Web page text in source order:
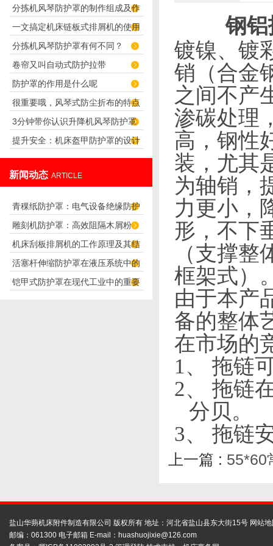
选择
分拣机风琴防护罩的制作组成及作
用
一文搞定机床链板式排屑机的使用
方法
分拣机风琴防护罩有何不同？
卷帘又叫自动式防护拉带
防护罩的作用是什么呢
很重要哦，风琴式防尘折布的特点
及应用
3分钟带你认识升降机风琴防护罩
提升安全：机床盔甲防护罩的设计
新闻动态 ARTICLE
青稞纸防护罩：电气设备绝缘防护
专用方案
雕刻机防护罩：高效阻隔木屑粉
尘，守护设备精度与安全
机床刮板排屑机的工作原理及其结
构分析
活塞杆伸缩防护罩在液压系统中的
应用
铠甲式防护罩在现代工业中的重要
钢
镀镍、镀
销（合金
之间不产
渗碳处理
高，钢性
装，尤其
为轴销，
力更小，
形，不下
（支撑整
框架式）
由于本产
备的整体
在市场的
1、 拖链
2、 拖链
分贝。
3、 拖链
上一篇 : 55*60
盐山华蒴机床附件制造有限公司 版权所有 地址：河北省盐山县东大街15号 网站
邮编：061300 电子邮箱 E-mail： huashuojixie@126.com